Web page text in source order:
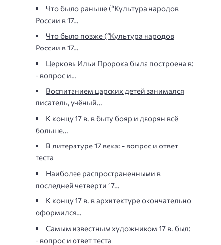
Что было раньше (“Культура народов
России в 17…
Что было позже (“Культура народов
России в 17…
Церковь Ильи Пророка была построена в:
- вопрос и…
Воспитанием царских детей занимался
писатель, учёный…
К концу 17 в. в быту бояр и дворян всё
больше…
В литературе 17 века: - вопрос и ответ
теста
Наиболее распространенными в
последней четверти 17…
К концу 17 в. в архитектуре окончательно
оформился…
Самым известным художником 17 в. был:
- вопрос и ответ теста